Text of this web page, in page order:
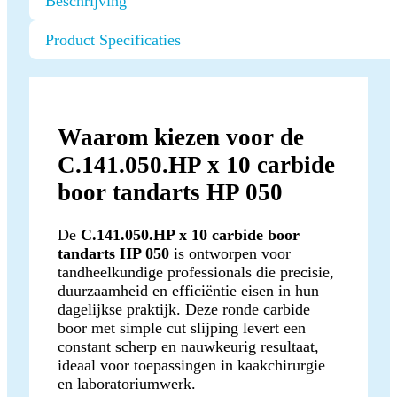
Product Specificaties
Waarom kiezen voor de
C.141.050.HP x 10 carbide
boor tandarts HP 050
De C.141.050.HP x 10 carbide boor
tandarts HP 050 is ontworpen voor
tandheelkundige professionals die precisie,
duurzaamheid en efficiëntie eisen in hun
dagelijkse praktijk. Deze ronde carbide
boor met simple cut slijping levert een
constant scherp en nauwkeurig resultaat,
ideaal voor toepassingen in kaakchirurgie
en laboratoriumwerk.